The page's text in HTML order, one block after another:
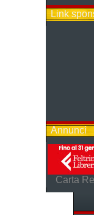
Link
Annunci
Carta